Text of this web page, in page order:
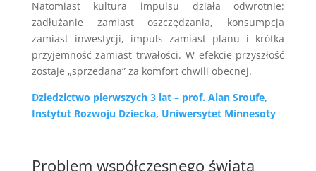
Natomiast kultura impulsu działa odwrotnie:
zadłużanie zamiast oszczędzania, konsumpcja
zamiast inwestycji, impuls zamiast planu i krótka
przyjemność zamiast trwałości. W efekcie przyszłość
zostaje „sprzedana” za komfort chwili obecnej.
Dziedzictwo pierwszych 3 lat – prof. Alan Sroufe,
Instytut Rozwoju Dziecka, Uniwersytet Minnesoty
Problem współczesnego świata